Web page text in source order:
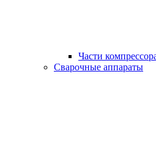
Части
Сварочные аппараты